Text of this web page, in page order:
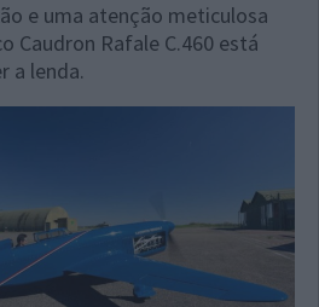
e uma atenção meticulosa
Caudron Rafale C.460 está
a lenda.